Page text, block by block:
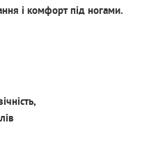
і комфорт під ногами.